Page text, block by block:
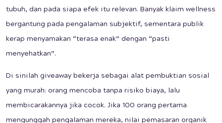
tubuh, dan pada siapa efek itu relevan. Banyak klaim wellness
bergantung pada pengalaman subjektif, sementara publik
kerap menyamakan “terasa enak” dengan “pasti
menyehatkan”.
Di sinilah giveaway bekerja sebagai alat pembuktian sosial
yang murah: orang mencoba tanpa risiko biaya, lalu
membicarakannya jika cocok. Jika 100 orang pertama
mengunggah pengalaman mereka, nilai pemasaran organik